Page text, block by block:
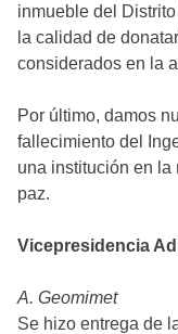
inmueble del
la calidad de
considerados en la
Por último, damos
fallecimiento del
una institución en la
paz.
Vicepresidencia
A. Geomimet
Se hizo entrega de